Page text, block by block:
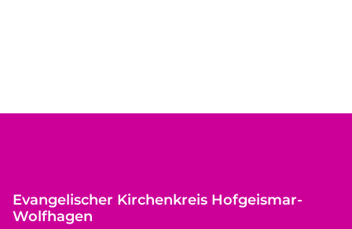
Evangelischer Kirchenkreis Hofgeismar-
Wolfhagen